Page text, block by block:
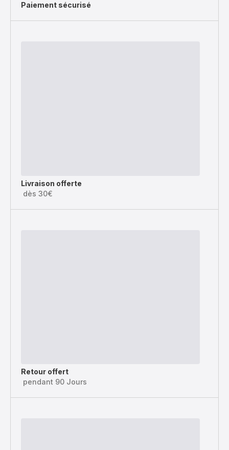
Paiement sécurisé
Livraison offerte
dès 30€
Retour offert
pendant 90 Jours